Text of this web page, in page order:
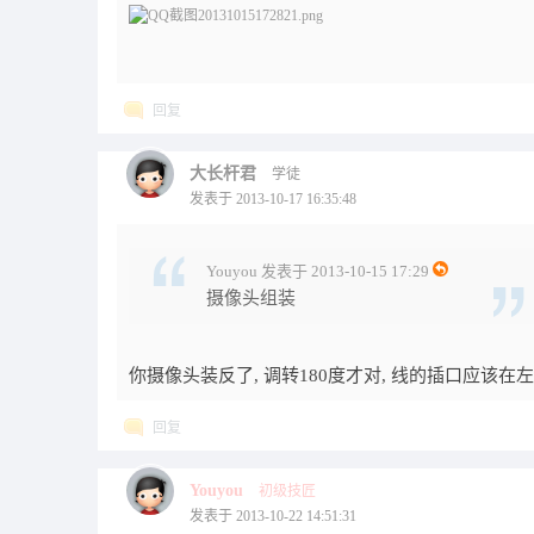
回复
大长杆君
学徒
发表于 2013-10-17 16:35:48
Youyou 发表于 2013-10-15 17:29
摄像头组装
你摄像头装反了, 调转180度才对, 线的插口应该在
回复
Youyou
初级技匠
发表于 2013-10-22 14:51:31